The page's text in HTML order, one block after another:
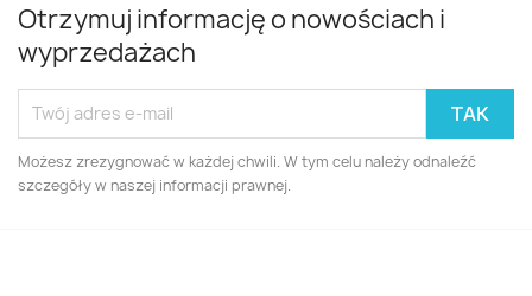
Otrzymuj informację o nowościach i
wyprzedażach
Możesz zrezygnować w każdej chwili. W tym celu należy odnaleźć
szczegóły w naszej informacji prawnej.